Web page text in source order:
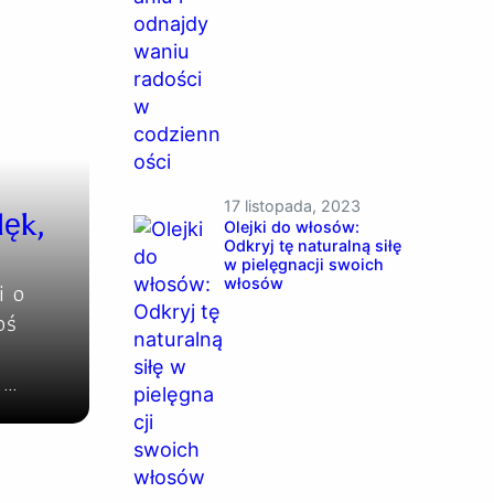
o
17 listopada, 2023
Olejki do włosów:
Odkryj tę naturalną siłę
w pielęgnacji swoich
włosów